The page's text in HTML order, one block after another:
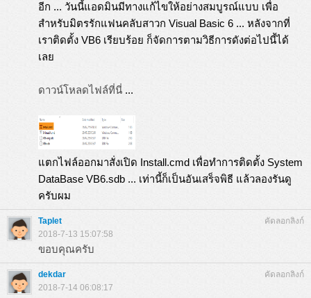
อีก ... วันนี้แอดมินมีทางแก้ไขให้อย่างสมบูรณ์แบบ เพื่อ
สำหรับมิตรรักแฟนคลับสาวก Visual Basic 6 ... หลังจากที่
เราติดตั้ง VB6 เรียบร้อย ก็จัดการตามวิธีการดังต่อไปนี้ได้
เลย
ดาวน์โหลดไฟล์ที่นี่ ...
แตกไฟล์ออกมาสั่งเปิด Install.cmd เพื่อทำการติดตั้ง System
DataBase VB6.sdb ... เท่านี้ก็เป็นอันเสร็จพิธี แล้วลองรันดู
ครับผม
คัดลอกลิงก์
Taplet
2018-7-13 15:07:58
ขอบคุณครับ
คัดลอกลิงก์
dekdar
2018-7-14 06:08:17